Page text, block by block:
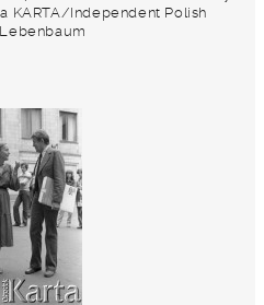
KARTA/Independent Polish